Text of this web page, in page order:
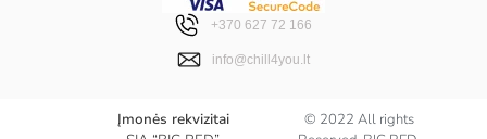
+370 627 72 166
info@chill4you.lt
Įmonės rekvizitai
© 2022 All rights